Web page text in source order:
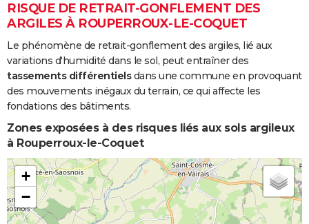
RISQUE DE RETRAIT-GONFLEMENT DES
ARGILES À ROUPERROUX-LE-COQUET
Le phénomène de retrait-gonflement des argiles, lié aux
variations d'humidité dans le sol, peut entraîner des
tassements différentielsdans une commune en provoquant
des mouvements inégaux du terrain, ce qui affecte les
fondations des bâtiments.
Zones exposées à des risques liés aux sols argileux
à Rouperroux-le-Coquet
+
−